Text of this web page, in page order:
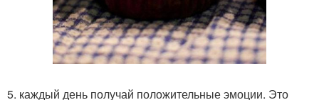
5. каждый день получай положительные эмоции. Это